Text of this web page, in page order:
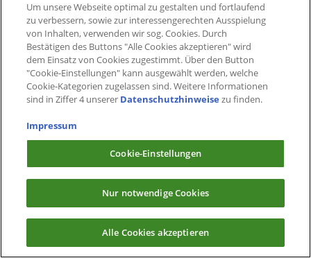
Um unsere Webseite optimal zu gestalten und fortlaufend
zu verbessern, sowie zur interessengerechten Ausspielung
von Inhalten, verwenden wir sog. Cookies. Durch
Bestätigen des Buttons "Alle Cookies akzeptieren" wird
dem Einsatz von Cookies zugestimmt. Über den Button
"Cookie-Einstellungen" kann ausgewählt werden, welche
Cookie-Kategorien zugelassen sind. Weitere Informationen
sind in Ziffer 4 unserer Datenschutzhinweise zu finden.
Impressum
Cookie-Einstellungen
Nur notwendige Cookies
Alle Cookies akzeptieren